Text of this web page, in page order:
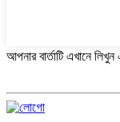
আপনার বার্তাটি এখানে